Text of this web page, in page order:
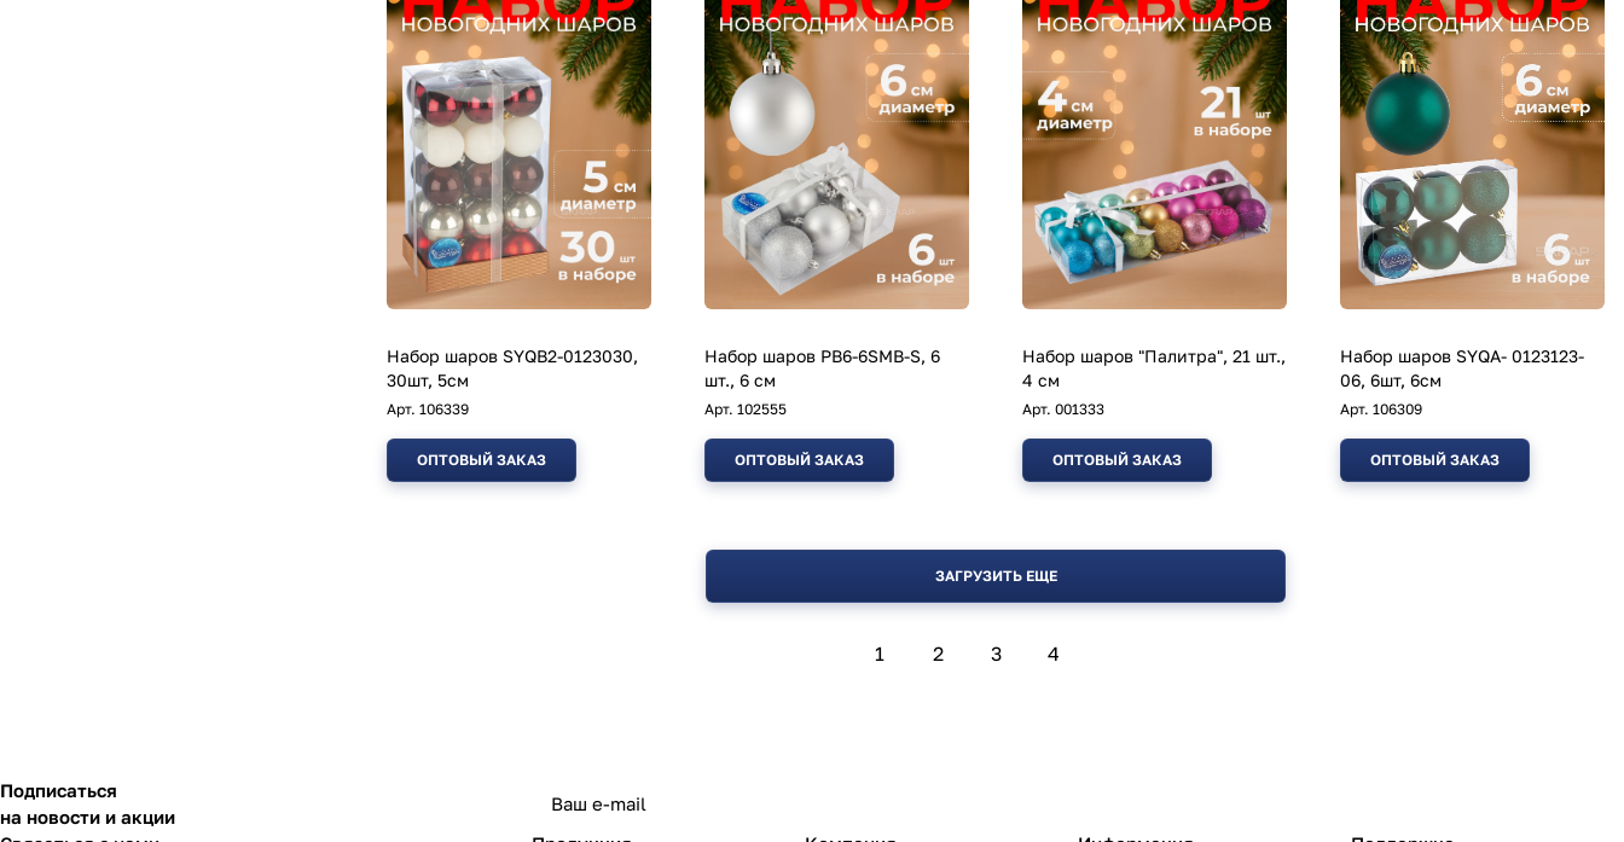
Набор шаров SYQB2-0123030,
30шт, 5см
Арт. 106339
ОПТОВЫЙ ЗАКАЗ
Набор шаров PB6-6SMB-S, 6
шт., 6 см
Арт. 102555
ОПТОВЫЙ ЗАКАЗ
Набор шаров "Палитра", 21 шт.,
4 см
Арт. 001333
ОПТОВЫЙ ЗАКАЗ
Набор шаров SYQA- 0123123-
06, 6шт, 6см
Арт. 106309
ОПТОВЫЙ ЗАКАЗ
ЗАГРУЗИТЬ ЕЩЕ
1 2 3 4
Подписаться
на новости и акции